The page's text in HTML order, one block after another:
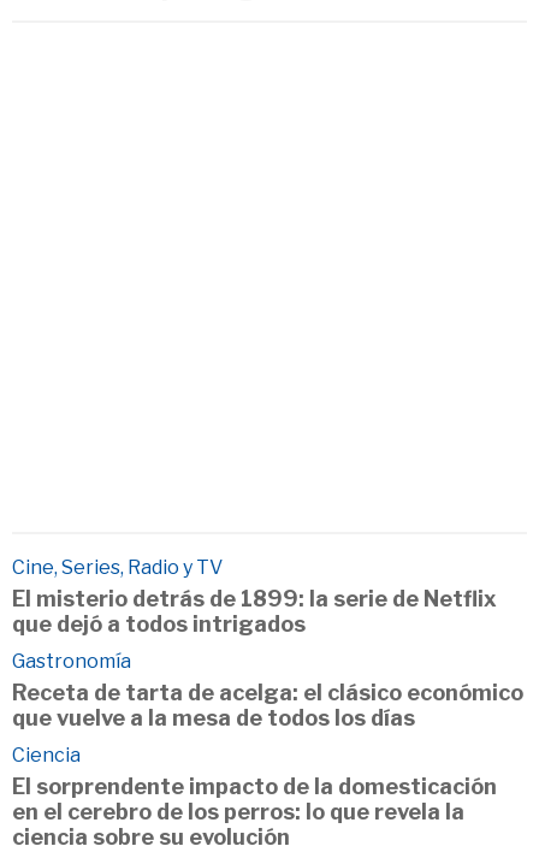
Cine, Series, Radio y TV
El misterio detrás de 1899: la serie de Netflix
que dejó a todos intrigados
Gastronomía
Receta de tarta de acelga: el clásico económico
que vuelve a la mesa de todos los días
Ciencia
El sorprendente impacto de la domesticación
en el cerebro de los perros: lo que revela la
ciencia sobre su evolución